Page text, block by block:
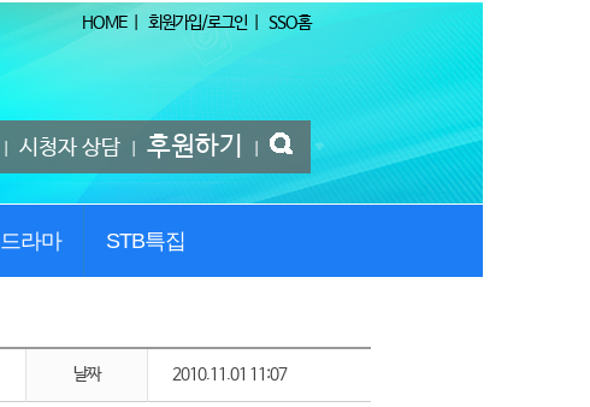
HOME| 회원가입/로그인 SSO홈
시청자 상담 후원하기
드라마 STB특집
날짜 2010.11.01 11:07